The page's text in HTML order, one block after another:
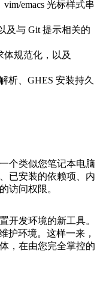
emacs 光标样式串
及与 Git 提示相关的
规范化，以及
析、GHES 安装持久
个类似您笔记本电脑
已安装的依赖项、内
访问权限。
开发环境的新工具。
护环境。这样一来，
，在由您完全掌控的